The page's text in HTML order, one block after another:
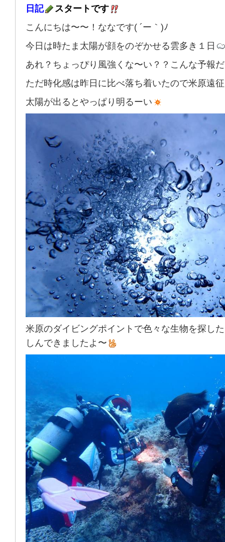
日記
スタートです
こんにちは〜〜！ななです( ´ー｀)ﾉ
今日は時たま太陽が顔をのぞかせる雲多き１日
あれ？ちょっぴり風強くな〜い？？こんな予報
ただ時化感は昨日に比べ落ち着いたので米原遠
太陽が出るとやっぱり明るーい
米原のダイビングポイントで色々な生物を探し
しんできましたよ〜